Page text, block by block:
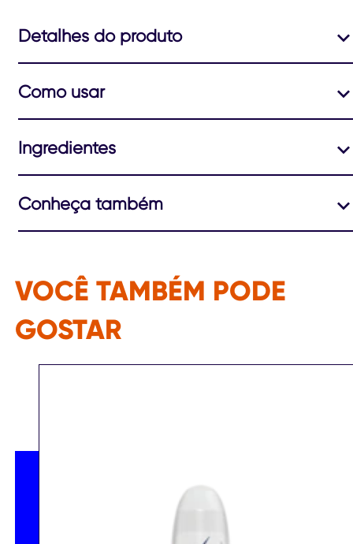
Detalhes do produto
Como usar
Ingredientes
Conheça também
VOCÊ TAMBÉM PODE
GOSTAR